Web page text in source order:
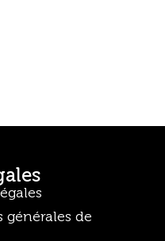
de